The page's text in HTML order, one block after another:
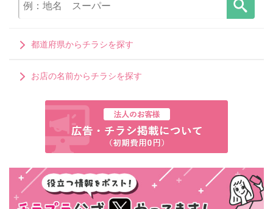
都道府県からチラシを探す
お店の名前からチラシを探す